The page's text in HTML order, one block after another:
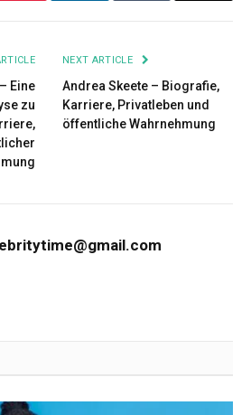
Eine
zu
NEXT ARTICLE
Andrea Skeete – Biografie,
Karriere, Privatleben und
öffentliche Wahrnehmung